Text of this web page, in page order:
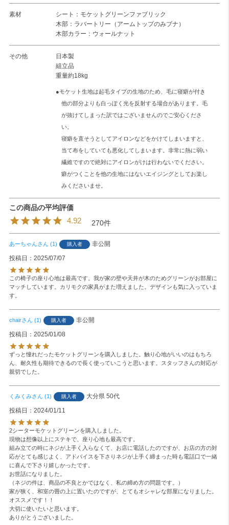
素材
シート：モケットグリーンファブリック
木部：ラバートリー（アームトップのみブナ）
木部カラー：ウォールナット
その他
日本製
組立品
重量約18kg
●モケット生地は起毛タイプの生地のため、毛に寝癖が付き
他の部分よりも白っぽく光を反射する場合があります。毛
が抜けてしまった訳ではございませんのでご安心くださ
い。
寝癖を直そうとしてアイロンなどをかけてしまいますと、
当て布をしていても悪化してしまいます。非常に熱に弱い
繊維ですので絶対にアイロンがけは行わないでください。
癖がつくことを他の生地にはないエイジングとしてお楽し
みくださいませ。
4.92 270
あーちゃん 1 購入者
非公開
投稿日
2025/07/07
この椅子の座り心地は最高です。我が家の壁や天井が木のためグリーンがお部屋に
マッチしています。カリモクの家具がまた増えました。デザインも気に入っていま
す。
chair 1 購入者
非公開
投稿日
2025/01/08
ずっと憧れだったモケットグリーンを購入しました。触り心地がいいのはもちろ
ん、耐久性も期待できるので長く使っていこうと思います。スタッフさんの対応が
親切でした。
くみくみ 1 購入者 大分県 50代
投稿日
2024/01/11
2シーターモケットグリーンを購入しました。
現物は想像以上にステキで、座り心地も最高です。
組み立ての時にネジが上手く入らなくて、お店に電話したのですが、お店の方の対
応がとても感じよく、アドバイスを下さりネジが上手く締まった時も電話口で一緒
に喜んで下さり嬉しかったです。
お世話になりました。
（ネジの件は、商品の不良とかではなく、私の締め方の問題です。）
家が狭く、和室の畳の上に置いたのですが、とてもオシャレな部屋になりました。
オススメです！！
大切に使いたいと思います。
ありがとうございました。